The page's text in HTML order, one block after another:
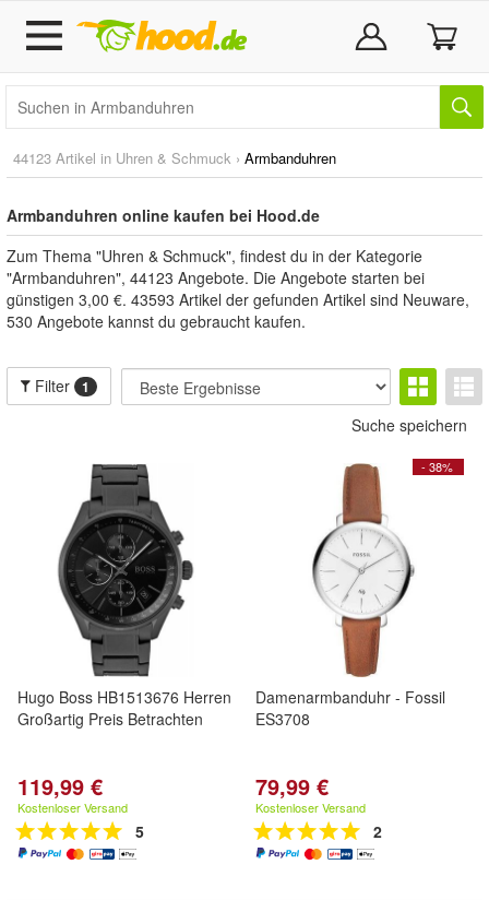
44123 Artikel in Uhren & Schmuck › Armbanduhren
Armbanduhren online kaufen bei Hood.de
Zum Thema "Uhren & Schmuck", findest du in der Kategorie
"Armbanduhren", 44123 Angebote. Die Angebote starten bei
günstigen 3,00 €. 43593 Artikel der gefunden Artikel sind Neuware,
530 Angebote kannst du gebraucht kaufen.
Filter 1
Suche speichern
Hugo Boss HB1513676 Herren
Großartig Preis Betrachten
119,99 €
Kostenloser Versand
5
- 38%
Damenarmbanduhr - Fossil
ES3708
79,99 €
Kostenloser Versand
2